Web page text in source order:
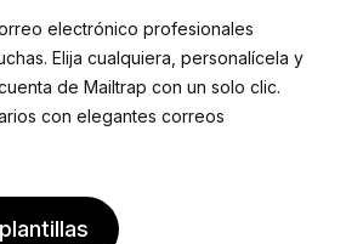
electrónico profesionales
Elija cualquiera, personalícela y
de Mailtrap con un solo clic.
con elegantes correos